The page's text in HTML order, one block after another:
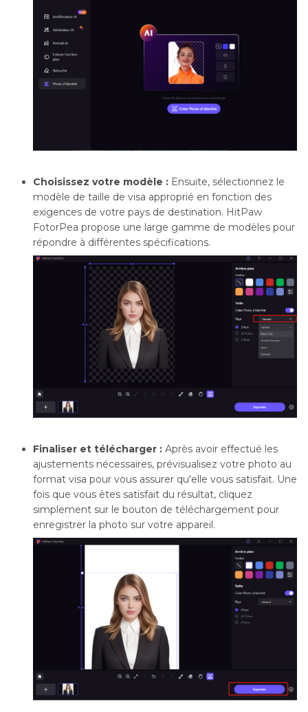
Choisissez votre modèle : Ensuite, sélectionnez le
modèle de taille de visa approprié en fonction des
exigences de votre pays de destination. HitPaw
FotorPea propose une large gamme de modèles pour
répondre à différentes spécifications.
Finaliser et télécharger : Après avoir effectué les
ajustements nécessaires, prévisualisez votre photo au
format visa pour vous assurer qu'elle vous satisfait. Une
fois que vous êtes satisfait du résultat, cliquez
simplement sur le bouton de téléchargement pour
enregistrer la photo sur votre appareil.